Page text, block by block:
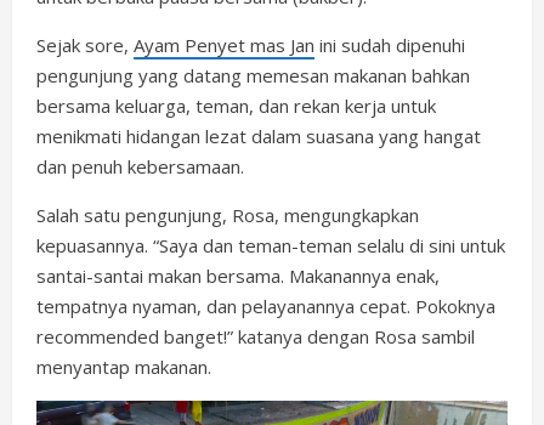
Sejak sore, Ayam Penyet mas Jan ini sudah dipenuhi
pengunjung yang datang memesan makanan bahkan
bersama keluarga, teman, dan rekan kerja untuk
menikmati hidangan lezat dalam suasana yang hangat
dan penuh kebersamaan.
Salah satu pengunjung, Rosa, mengungkapkan
kepuasannya. “Saya dan teman-teman selalu di sini untuk
santai-santai makan bersama. Makanannya enak,
tempatnya nyaman, dan pelayanannya cepat. Pokoknya
recommended banget!” katanya dengan Rosa sambil
menyantap makanan.